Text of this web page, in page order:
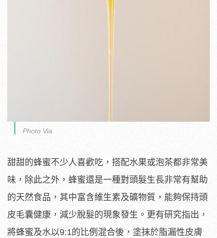
Photo Via
甜甜的蜂蜜不少人喜歡吃，搭配水果或泡茶都非常美
味，除此之外，蜂蜜還是一種對頭髮生長非常有幫助
的天然食品，其中富含維生素及礦物質，能夠保持頭
皮毛囊健康，減少脫髮的現象發生。更有研究指出，
將蜂蜜及水以9:1的比例混合後，塗抹於脂漏性皮膚